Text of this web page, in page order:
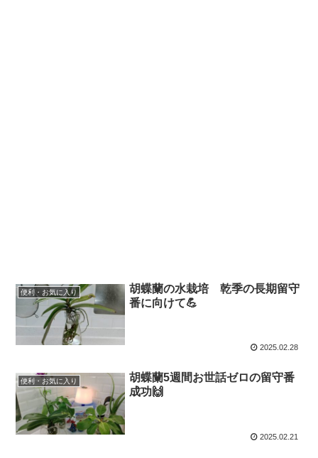
便利・お気に入り
胡蝶蘭の水栽培 乾季の長期留守
番に向けて💪
2025.02.28
便利・お気に入り
胡蝶蘭5週間お世話ゼロの留守番
成功🙌
2025.02.21